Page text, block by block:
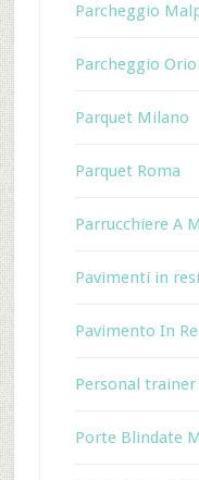
Parcheggio
Parcheggio Orio
Parquet Milano
Parquet Roma
Parrucchiere A
Pavimenti in
Pavimento In
Personal trainer
Porte Blindate